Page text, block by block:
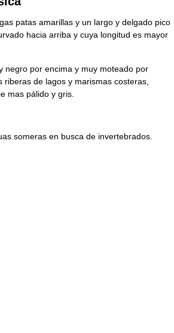
patas amarillas y un largo y delgado pico
hacia arriba y cuya longitud es mayor
negro por encima y muy moteado por
riberas de lagos y marismas costeras,
mas pálido y gris.
someras en busca de invertebrados.